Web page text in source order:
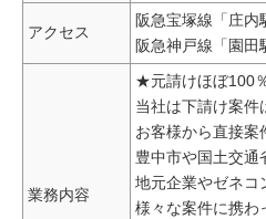
アクセス
阪急宝塚線「庄内
阪急神戸線「園田
業務内容
★元請けほぼ100
当社は下請け案件
お客様から直接案
豊中市や国土交通
地元企業やゼネコ
様々な案件に携わ